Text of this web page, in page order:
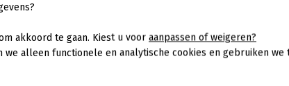
akkoord te gaan. Kiest u voor aanpassen of weigeren?
we alleen functionele en analytische cookies en gebruiken we